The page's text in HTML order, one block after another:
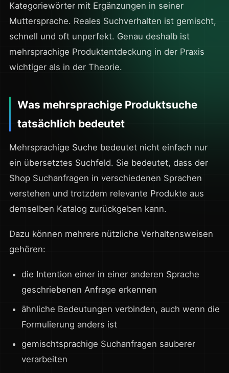
Kategoriewörter mit Ergänzungen in seiner
Muttersprache. Reales Suchverhalten ist gemischt,
schnell und oft unperfekt. Genau deshalb ist
mehrsprachige Produktentdeckung in der Praxis
wichtiger als in der Theorie.
Was mehrsprachige Produktsuche
tatsächlich bedeutet
Mehrsprachige Suche bedeutet nicht einfach nur
ein übersetztes Suchfeld. Sie bedeutet, dass der
Shop Suchanfragen in verschiedenen Sprachen
verstehen und trotzdem relevante Produkte aus
demselben Katalog zurückgeben kann.
Dazu können mehrere nützliche Verhaltensweisen
gehören:
die Intention einer in einer anderen Sprache
geschriebenen Anfrage erkennen
ähnliche Bedeutungen verbinden, auch wenn die
Formulierung anders ist
gemischtsprachige Suchanfragen sauberer
verarbeiten